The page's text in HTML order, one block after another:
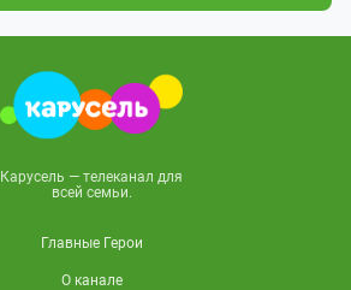
Карусель — телеканал для
всей семьи.
Главные Герои
О канале